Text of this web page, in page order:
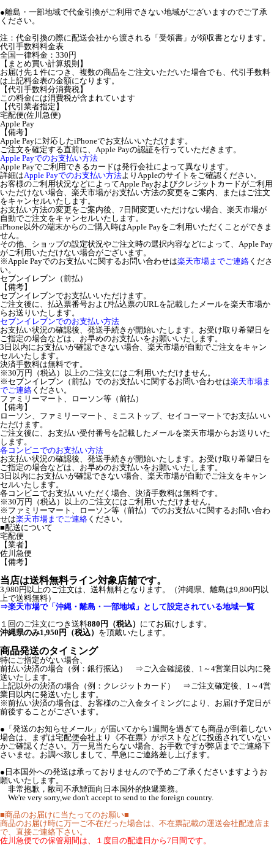
●離島・一部地域で代金引換がご利用できない地域がございますのでご了承
ください。
注：代金引換の際に配送会社から渡される「受領書」が領収書となります。
代引手数料料金表
全国一律料金：330円
【まとめ買い計算規則】
お届け先１件につき、複数の商品をご注文いただいた場合でも、代引手数料
は上記料金表の金額になります。
【代引手数料分消費税】
この料金には消費税が含まれています
【代引業者指定】
宅配便(佐川急便)
Apple Pay
【備考】
Apple Payに対応したiPhoneでお支払いいただけます。
ご注文を確定する直前に、Apple Payの認証を行っていただきます。
Apple Payでのお支払い方法
Apple Payでご利用できるカードは発行会社によって異なります。
詳細はApple Payでのお支払い方法よりAppleのサイトをご確認ください。
お客様のご利用状況などによってApple Payおよびクレジットカードがご利用
いただけない場合、楽天市場がお支払い方法の変更をご案内、またはご注文
をキャンセルいたします。
お支払い方法の変更をご案内後、7日間変更いただけない場合、楽天市場が
自動でご注文をキャンセルいたします。
iPhone以外の端末からのご購入時はApple Payをご利用いただくことができま
せん。
その他、ショップの設定状況やご注文時の選択内容などによって、Apple Pay
がご利用いただけない場合がございます。
※Apple Payでのお支払いに関するお問い合わせは楽天市場までご連絡 くださ
い。
セブンイレブン（前払）
【備考】
セブンイレブンでお支払いいただけます。
ご注文後に、払込票番号および払込票のURLを記載したメールを楽天市場か
らお送りいたします。
セブンイレブンでのお支払い方法
お支払い状況の確認後、発送手続きが開始いたします。お受け取り希望日を
ご指定の場合などは、お早めのお支払いをお願いいたします。
3日以内にお支払いが確認できない場合、楽天市場が自動でご注文をキャン
セルいたします。
決済手数料は無料です。
※30万円（税込）以上のご注文にはご利用いただけません。
※セブンイレブン（前払）でのお支払いに関するお問い合わせは楽天市場ま
でご連絡 ください。
ファミリーマート、ローソン等（前払）
【備考】
ローソン、ファミリーマート、ミニストップ、セイコーマートでお支払いい
ただけます。
ご注文後に、お支払い受付番号を記載したメールを楽天市場からお送りいた
します。
各コンビニでのお支払い方法
お支払い状況の確認後、発送手続きが開始いたします。お受け取り希望日を
ご指定の場合などは、お早めのお支払いをお願いいたします。
3日以内にお支払いが確認できない場合、楽天市場が自動でご注文をキャン
セルいたします。
各コンビニでお支払いいただく場合、決済手数料は無料です。
※30万円（税込）以上のご注文にはご利用いただけません。
※ファミリーマート、ローソン等（前払）でのお支払いに関するお問い合わ
せは楽天市場までご連絡 ください。
■配送について
宅配便
【業者】
佐川急便
【備考】
当店は送料無料ライン対象店舗です。
3,980円以上のご注文は、送料無料となります。（沖縄県、離島は9,800円以
上で送料無料）
⇒楽天市場で「沖縄・離島・一部地域」として設定されている地域一覧
１回のご注文につき送料880円（税込） にてお届けします。
沖縄県のみ1,950円（税込） を頂戴いたします。
商品発送のタイミング
特にご指定がない場合、
前払い決済の場合（例：銀行振込） ⇒ご入金確認後、1～4営業日以内に発
送いたします。
上記以外の決済の場合（例：クレジットカード） ⇒ご注文確定後、1～4営
業日以内に発送いたします。
※前払い決済の場合は、お客様のご入金タイミングにより、お届け予定日が
前後することがございます。
●「発送のお知らせメール」が届いてから1週間を過ぎても商品が到着しない
場合は、まずは宅配便会社より《不在票》がポストなどに投函されていない
かご確認ください。万一見当たらない場合、お手数ですが弊店までご連絡下
さいませ。お調べ致しまして、早急にご連絡差し上げます。
●日本国外への発送は承っておりませんので予めご了承くださいますようお
願いいたします。
非常抱歉，敝司不承辧面向日本国外的快遞業務。
We're very sorry,we don't accept to send to the foreign country.
■商品のお届けに当たってのお願い■
商品のお届け時に万一ご不在だった場合は、不在票記載の運送会社配達店ま
で、直接ご連絡下さい。
佐川急便での保管期間は、１度目の配達日から7日間です。